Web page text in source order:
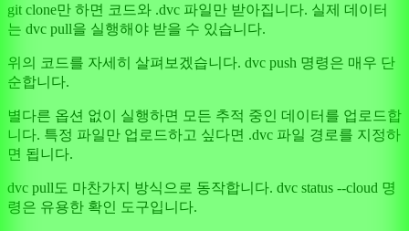
git clone만 하면 코드와 .dvc 파일만 받아집니다. 실제 데이터
는 dvc pull을 실행해야 받을 수 있습니다.
위의 코드를 자세히 살펴보겠습니다. dvc push 명령은 매우 단
순합니다.
별다른 옵션 없이 실행하면 모든 추적 중인 데이터를 업로드합
니다. 특정 파일만 업로드하고 싶다면 .dvc 파일 경로를 지정하
면 됩니다.
dvc pull도 마찬가지 방식으로 동작합니다. dvc status --cloud 명
령은 유용한 확인 도구입니다.